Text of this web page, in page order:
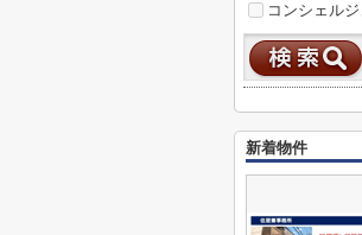
コンシェル
新着物件